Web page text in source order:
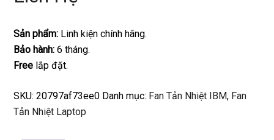
Sản phẩm: Linh kiện chính hãng.
Bảo hành: 6 tháng.
Free lắp đặt.
SKU:20797af73ee0 Danh mục: Fan Tản Nhiệt IBM, Fan
Tản Nhiệt Laptop